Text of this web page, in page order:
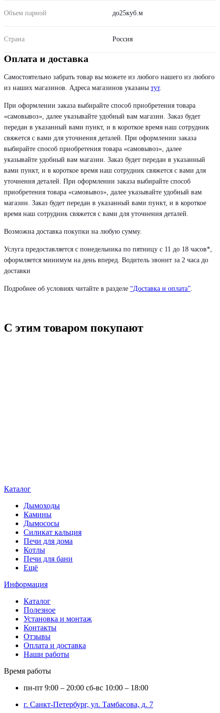
Объем парной до25куб.м
Страна Россия
Оплата и доставка
Самостоятельно забрать товар вы можете из любого нашего из любого
из наших магазинов. Адреса магазинов указаны тут.
При оформлении заказа выбирайте способ приобретения товара
«самовывоз», далее указывайте удобный вам магазин. Заказ будет
передан в указанный вами пункт, и в короткое время наш сотрудник
свяжется с вами для уточнения деталей. При оформлении заказа
выбирайте способ приобретения товара «самовывоз», далее
указывайте удобный вам магазин. Заказ будет передан в указанный
вами пункт, и в короткое время наш сотрудник свяжется с вами для
уточнения деталей. При оформлении заказа выбирайте способ
приобретения товара «самовывоз», далее указывайте удобный вам
магазин. Заказ будет передан в указанный вами пункт, и в короткое
время наш сотрудник свяжется с вами для уточнения деталей.
Возможна доставка покупки на любую сумму.
Услуга предоставляется с понедельника по пятницу с 11 до 18 часов*,
оформляется минимум на день вперед. Водитель звонит за 2 часа до
доставки
Подробнее об условиях читайте в разделе “Доставка и оплата”
С этим товаром покупают
Каталог
Дымоходы
Камины
Дымососы
Силикат кальция
Печи для дома
Котлы
Печи для бани
Ещё
Информация
Каталог
Полезное
Установка и монтаж
Контакты
Отзывы
Оплата и доставка
Наши работы
Время работы
пн-пт 9:00 – 20:00 сб-вс 10:00 – 18:00
г. Санкт-Петербург, ул. Тамбасова, д. 7